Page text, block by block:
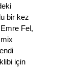
bir kez
Fel,
için